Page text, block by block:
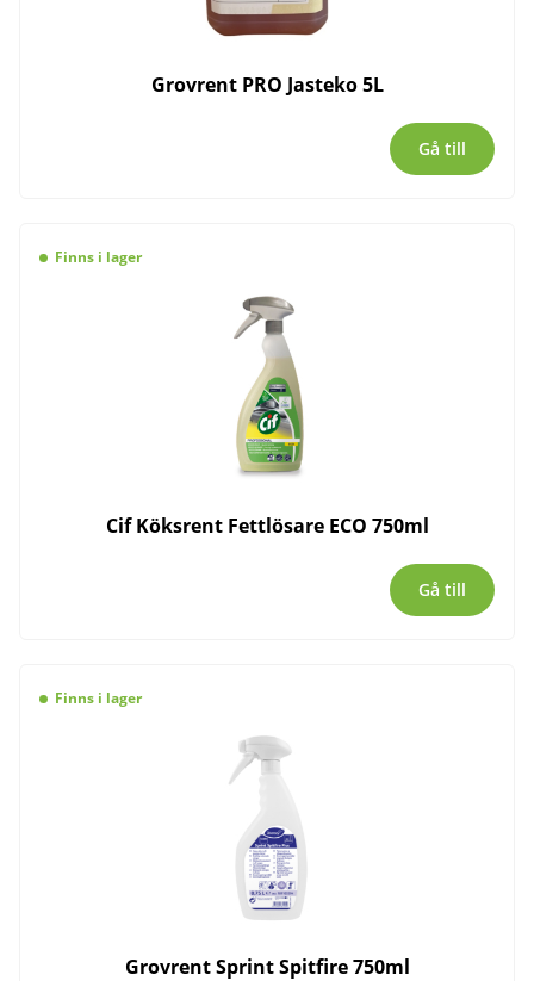
Grovrent PRO Jasteko 5L
Gå till
Finns i lager
Cif Köksrent Fettlösare ECO 750ml
Gå till
Finns i lager
Grovrent Sprint Spitfire 750ml